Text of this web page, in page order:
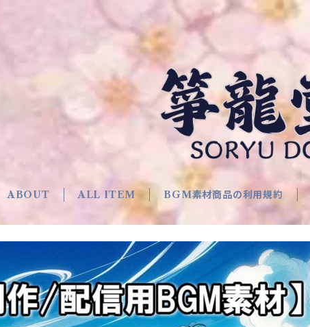
ABOUT ALL ITEM BGM素材商品の利用規約